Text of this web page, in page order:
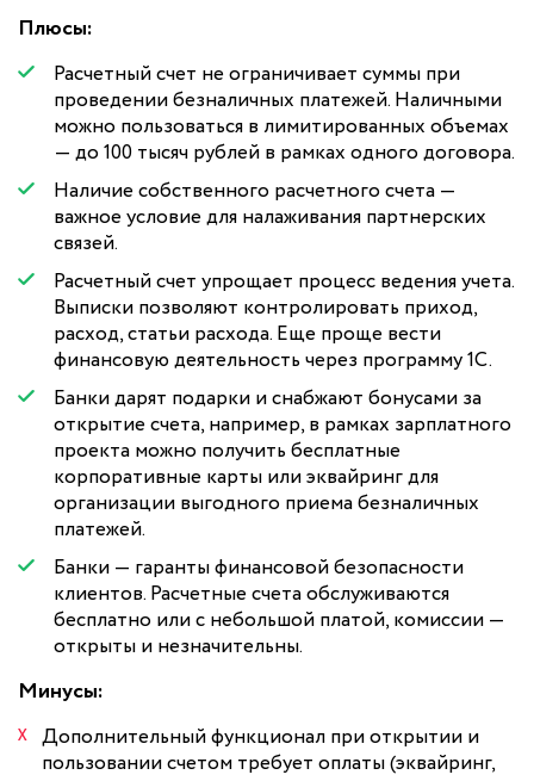
Плюсы:
Расчетный счет не ограничивает суммы при
проведении безналичных платежей. Наличными
можно пользоваться в лимитированных объемах
— до 100 тысяч рублей в рамках одного договора.
Наличие собственного расчетного счета —
важное условие для налаживания партнерских
связей.
Расчетный счет упрощает процесс ведения учета.
Выписки позволяют контролировать приход,
расход, статьи расхода. Еще проще вести
финансовую деятельность через программу 1С.
Банки дарят подарки и снабжают бонусами за
открытие счета, например, в рамках зарплатного
проекта можно получить бесплатные
корпоративные карты или эквайринг для
организации выгодного приема безналичных
платежей.
Банки — гаранты финансовой безопасности
клиентов. Расчетные счета обслуживаются
бесплатно или с небольшой платой, комиссии —
открыты и незначительны.
Минусы:
Дополнительный функционал при открытии и
пользовании счетом требует оплаты (эквайринг,